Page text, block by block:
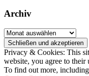
Archiv
Archiv
Privacy & Cookies: This
website, you agree to their
To find out more,